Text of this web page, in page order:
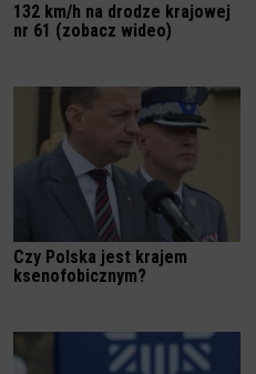
132 km/h na drodze krajowej
nr 61 (zobacz wideo)
Czy Polska jest krajem
ksenofobicznym?